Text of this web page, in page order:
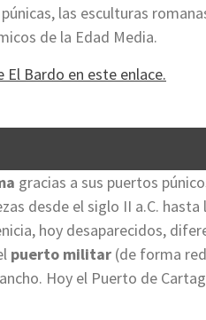
las esculturas
de la Edad Media.
El Bardo en este enlace.
gracias a sus puertos
desde el siglo II a.C.
hoy desaparecidos,
puerto militar (de forma
Hoy el Puerto de